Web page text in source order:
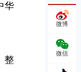
华
整
微博
微信